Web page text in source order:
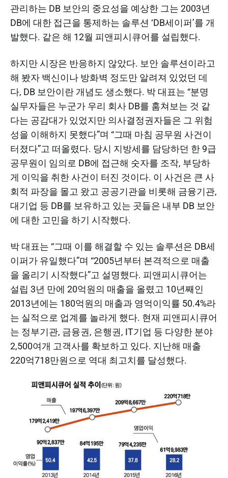
관리하는 DB 보안의 중요성을 예상한 그는 2003년
DB에 대한 접근을 통제하는 솔루션 ‘DB세이퍼’를 개
발했다. 같은 해 12월 피앤피시큐어를 설립했다.
하지만 시장은 반응하지 않았다. 보안 솔루션이라고
해 봤자 백신이나 방화벽 정도만 알려져 있었던 데
다, DB 보안이란 개념도 생소했다. 박 대표는 “분명
실무자들은 누군가 우리 회사 DB를 훔쳐보는 것 같
다는 공감대가 있었지만 의사결정권자들은 그 위험
성을 이해하지 못했다”며 “그때 마침 공무원 사건이
터졌다”고 떠올렸다. 당시 지방세를 담당하던 한 9급
공무원이 임의로 DB에 접근해 숫자를 조작, 부당하
게 이익을 취한 사건이 터진 것이다. 이 사건은 큰 사
회적 파장을 몰고 왔고 공공기관을 비롯해 금융기관,
대기업 등 DB를 보유하고 있는 곳들은 내부 DB 보안
에 대한 고민을 하기 시작했다.
박 대표는 “그때 이를 해결할 수 있는 솔루션은 DB세
이퍼가 유일했다”며 “2005년부터 본격적으로 매출
을 올리기 시작했다”고 설명했다. 피앤피시큐어는
설립 3년 만에 20억원의 매출을 올렸고 10년째인
2013년에는 180억원의 매출과 영억이익률 50.4%라
는 실적으로 업계를 놀라게 했다. 현재 피앤피시큐어
는 정부기관, 금융권, 은행권, IT기업 등 다양한 분야
2,500여개 고객사를 확보하고 있다. 지난해 매출
220억718만원으로 역대 최고치를 달성했다.